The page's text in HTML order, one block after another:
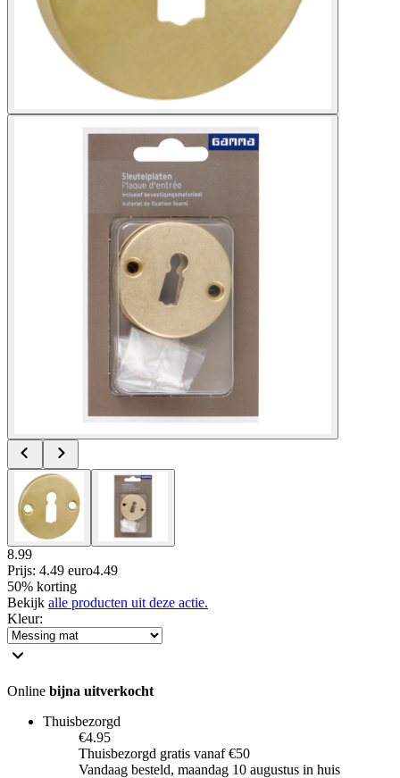
8.99
Prijs: 4.49 euro4.49
50% korting
Bekijk alle producten uit deze actie.
Kleur:
Online bijna uitverkocht
Thuisbezorgd
€4.95
Thuisbezorgd gratis vanaf €50
Vandaag besteld, maandag 10 augustus in huis